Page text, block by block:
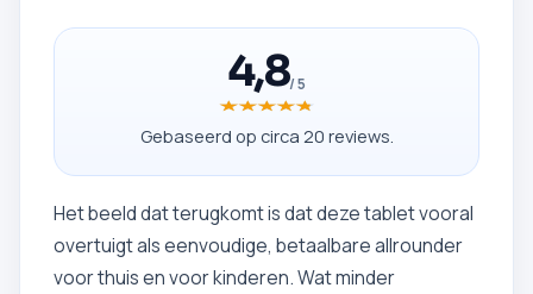
Het beeld dat terugkomt is dat deze tablet vooral
overtuigt als eenvoudige, betaalbare allrounder
voor thuis en voor kinderen. Wat minder
4,8/ 5
★★★★★
★★★★★
Gebaseerd op circa 20 reviews.